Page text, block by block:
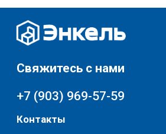
Каталог
Мебель
Хранение и порядок
Разное
Доставка и оплата